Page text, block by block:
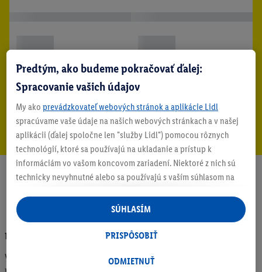
Právne upozornenia
Všetky ceny sú uvedené v eurách, vrát. DPH, príp.
Predtým, ako budeme pokračovať ďalej:
Spracovanie vašich údajov
My ako prevádzkovateľ webových stránok a aplikácie Lidl
spracúvame vaše údaje na našich webových stránkach a v našej
aplikácii (ďalej spoločne len "služby Lidl") pomocou rôznych
technológií, ktoré sa používajú na ukladanie a prístup k
informáciám vo vašom koncovom zariadení. Niektoré z nich sú
technicky nevyhnutné alebo sa používajú s vaším súhlasom na
personalizovanú reklamu v rámci služieb Lidl aj mimo nich. Ak
ste účastníkom programu Lidl Plus, na tieto účely sa spracúvajú
aj údaje z vášho nákupného správania v obchode.
následne si vytvoríte účet Lidl Plus alebo sa prihlásite do svojho
ODMIETNUŤ
PRISPÔSOBIŤ
SÚHLASÍM